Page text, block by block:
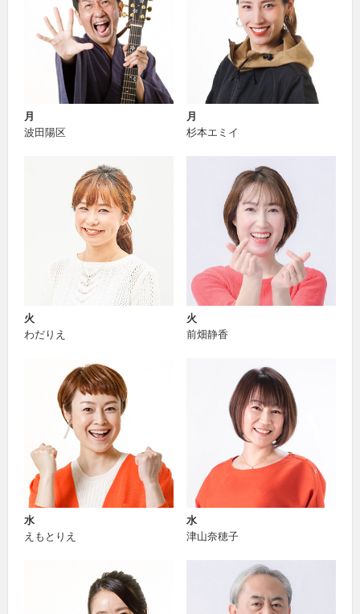
月
波田陽区
月
杉本エミイ
火
わだりえ
火
前畑静香
水
えもとりえ
水
津山奈穂子